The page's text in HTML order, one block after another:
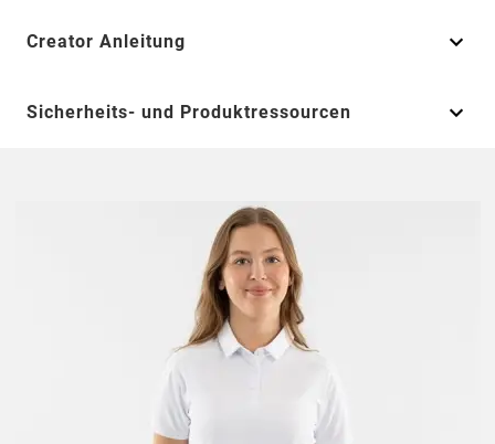
Creator Anleitung
Sicherheits- und Produktressourcen